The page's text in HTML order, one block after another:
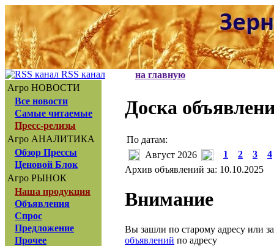
RSS канал
Агро НОВОСТИ
Все новости
Самые читаемые
Пресс-релизы
Агро АНАЛИТИКА
Обзор Прессы
Ценовой Блок
Агро РЫНОК
Наша продукция
Объявления
Спрос
Предложение
Прочее
на главную
Доска
По датам:
Август 2026
1 2 3
4
Архив объявлений за: 10.10.2025
Внимание
Вы зашли по старому адресу или
объявлений по адресу